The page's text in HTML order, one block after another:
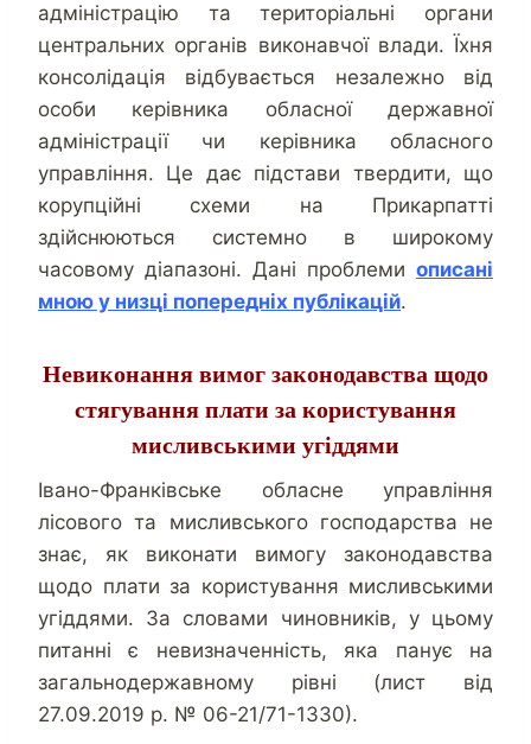
адміністрацію та територіальні органи
центральних органів виконавчої влади. Їхня
консолідація відбувається незалежно від
особи керівника обласної державної
адміністрації чи керівника обласного
управління. Це дає підстави твердити, що
корупційні схеми на Прикарпатті
здійснюються системно в широкому
часовому діапазоні. Дані проблеми описані
мною у низці попередніх публікацій.
Невиконання вимог законодавства щодо
стягування плати за користування
мисливськими угіддями
Івано-Франківське обласне управління
лісового та мисливського господарства не
знає, як виконати вимогу законодавства
щодо плати за користування мисливськими
угіддями. За словами чиновників, у цьому
питанні є невизначенність, яка панує на
загальнодержавному рівні (лист від
27.09.2019 р. № 06-21/71-1330).